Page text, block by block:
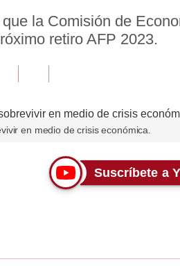
la Comisión de
retiro AFP 2023.
en medio de crisis económica.
Suscríbete a